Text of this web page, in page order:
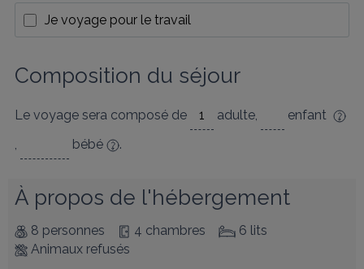
Je voyage pour le travail
Composition du séjour
Le voyage sera composé de adulte,
enfant
,
bébé .
À propos de l'hébergement
8 personnes 4 chambres
6 lits
Animaux refusés